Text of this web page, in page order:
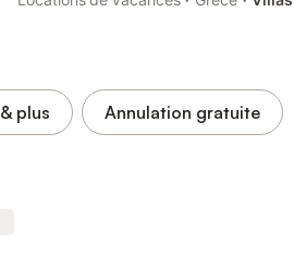
& plus Annulation gratuite